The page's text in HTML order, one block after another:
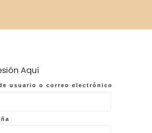
Aquí
usuario o correo electrónico